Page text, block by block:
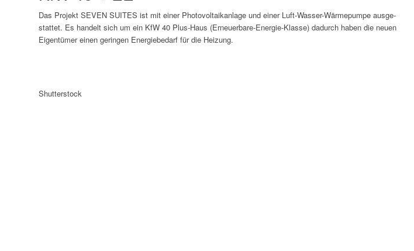
Das Projekt SEVEN SUITES ist mit einer Photo­­vol­taik­­anlage und einer Luft-Wasser-Wärmepumpe aus­ge­
stattet. Es handelt sich um ein KfW 40 Plus-Haus (Erneuerbare-Energie-Klasse) dadurch haben die neuen
Eigentümer einen geringen Energiebedarf für die Heizung.
Shutterstock